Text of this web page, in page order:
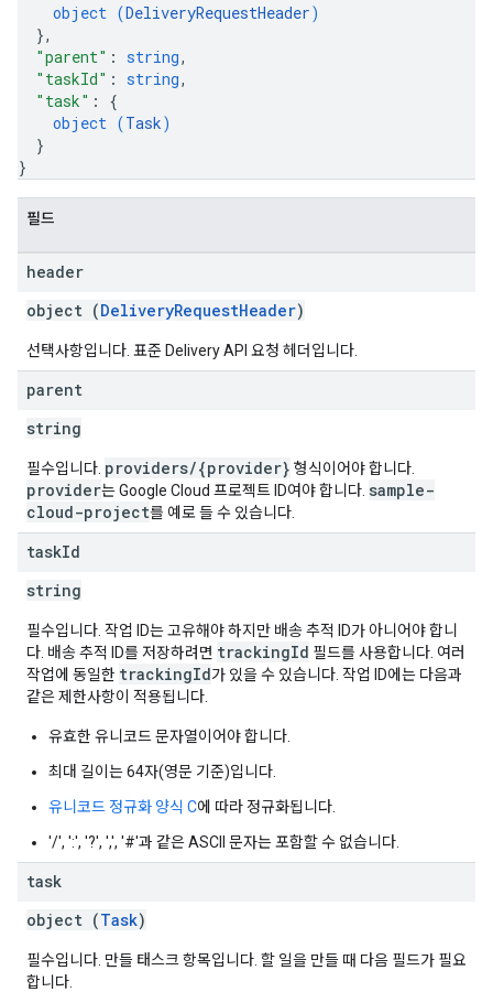
object (DeliveryRequestHeader)
},
"parent" : string,
"taskId" : string,
"task" : {
object (Task)
}
}
필드
header
object (DeliveryRequestHeader)
선택사항입니다. 표준 Delivery API 요청 헤더입니다.
parent
string
필수입니다. providers/{provider} 형식이어야 합니다.
provider는 Google Cloud 프로젝트 ID여야 합니다. sample-
cloud-project를 예로 들 수 있습니다.
taskId
string
필수입니다. 작업 ID는 고유해야 하지만 배송 추적 ID가 아니어야 합니
다. 배송 추적 ID를 저장하려면 trackingId 필드를 사용합니다. 여러
작업에 동일한 trackingId가 있을 수 있습니다. 작업 ID에는 다음과
같은 제한사항이 적용됩니다.
유효한 유니코드 문자열이어야 합니다.
최대 길이는 64자(영문 기준)입니다.
유니코드 정규화 양식 C에 따라 정규화됩니다.
'/', ':', '?', ',', '#'과 같은 ASCII 문자는 포함할 수 없습니다.
task
object (Task)
필수입니다. 만들 태스크 항목입니다. 할 일을 만들 때 다음 필드가 필요
합니다.